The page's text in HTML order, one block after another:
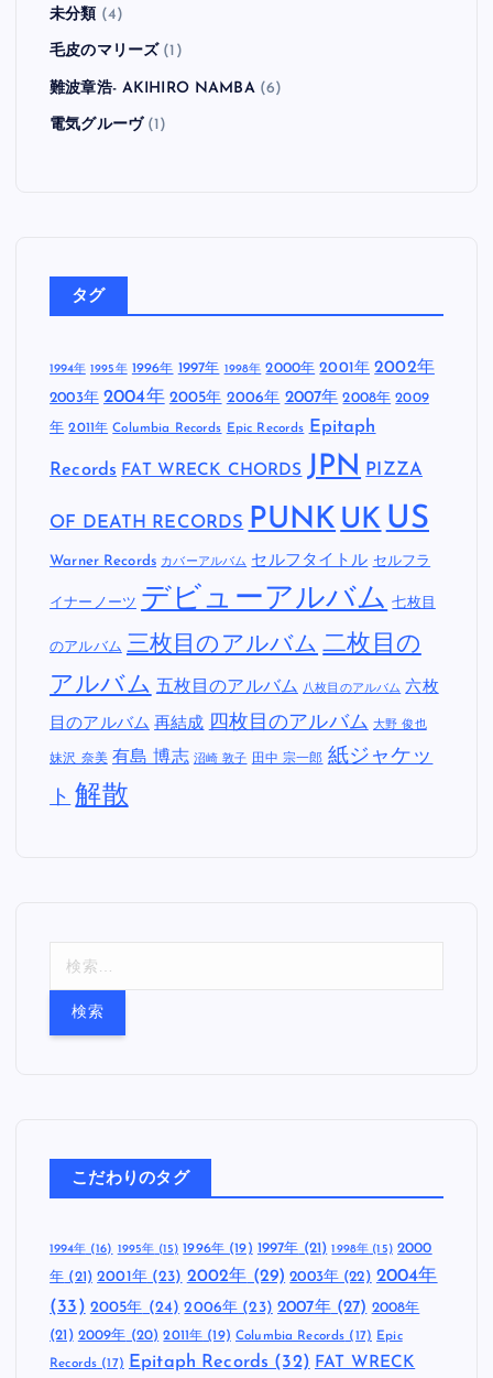
未分類 (4)
毛皮のマリーズ (1)
難波章浩- AKIHIRO NAMBA(6)
電気グルーヴ(1)
タグ
1994年 1995年 1996年 1997年 1998年 2000年 2001年 2002年
2003年 2004年 2005年 2006年 2007年 2008年 2009
年 2011年 Columbia Records Epic Records Epitaph
Records FAT WRECK CHORDS JPN PIZZA
OF DEATH RECORDS PUNK UK US
Warner Records カバーアルバム セルフタイトル セルフラ
イナーノーツ デビューアルバム 七枚目
のアルバム 三枚目のアルバム 二枚目の
アルバム 五枚目のアルバム 八枚目のアルバム 六枚
目のアルバム 再結成 四枚目のアルバム 大野 俊也
妹沢 奈美 有島 博志 沼崎 敦子 田中 宗一郎 紙ジャケッ
ト 解散
こだわりのタグ
1994年(16) 1995年 (15) 1996年(19) 1997年 (21) 1998年 (15) 2000
年 (21) 2001年(23) 2002年 (29) 2003年 (22) 2004年
(33) 2005年 (24) 2006年 (23) 2007年(27) 2008年
(21) 2009年 (20) 2011年 (19) Columbia Records (17) Epic
Records (17) Epitaph Records (32) FAT WRECK